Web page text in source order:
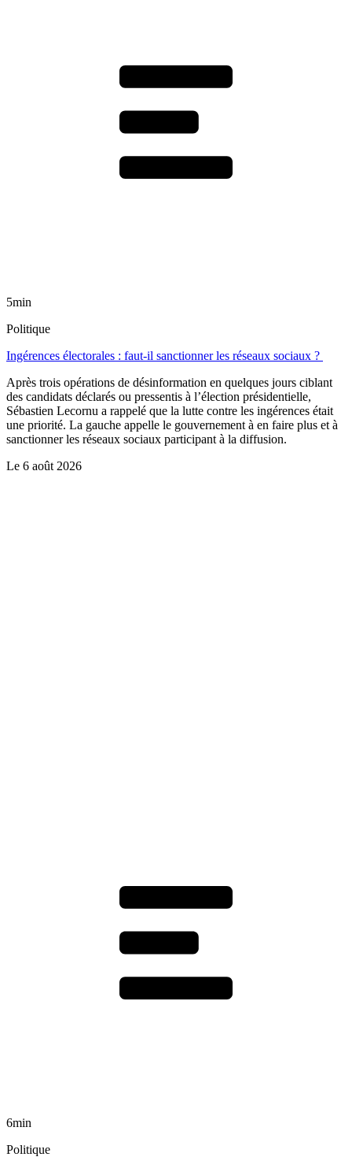
5min
Politique
Ingérences électorales : faut-il sanctionner les réseaux sociaux ?
Après trois opérations de désinformation en quelques jours ciblant
des candidats déclarés ou pressentis à l’élection présidentielle,
Sébastien Lecornu a rappelé que la lutte contre les ingérences était
une priorité. La gauche appelle le gouvernement à en faire plus et à
sanctionner les réseaux sociaux participant à la diffusion.
Le 6 août 2026
6min
Politique